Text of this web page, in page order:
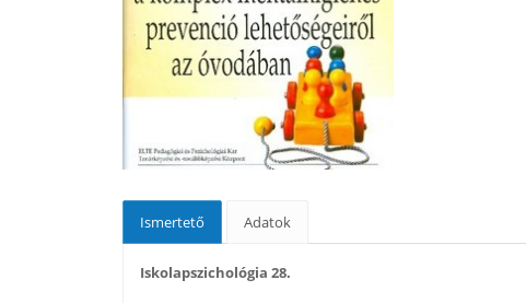
Ismertető Adatok
Iskolapszichológia 28.